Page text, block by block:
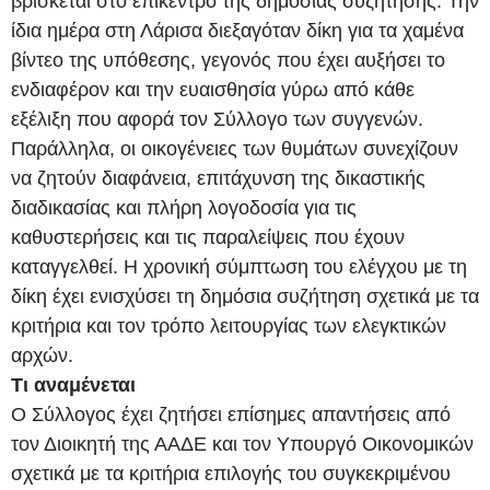
ίδια ημέρα στη Λάρισα διεξαγόταν δίκη για τα χαμένα
βίντεο της υπόθεσης, γεγονός που έχει αυξήσει το
ενδιαφέρον και την ευαισθησία γύρω από κάθε
εξέλιξη που αφορά τον Σύλλογο των συγγενών.
Παράλληλα, οι οικογένειες των θυμάτων συνεχίζουν
να ζητούν διαφάνεια, επιτάχυνση της δικαστικής
διαδικασίας και πλήρη λογοδοσία για τις
καθυστερήσεις και τις παραλείψεις που έχουν
καταγγελθεί. Η χρονική σύμπτωση του ελέγχου με τη
δίκη έχει ενισχύσει τη δημόσια συζήτηση σχετικά με τα
κριτήρια και τον τρόπο λειτουργίας των ελεγκτικών
αρχών.
Τι αναμένεται
Ο Σύλλογος έχει ζητήσει επίσημες απαντήσεις από
τον Διοικητή της ΑΑΔΕ και τον Υπουργό Οικονομικών
σχετικά με τα κριτήρια επιλογής του συγκεκριμένου